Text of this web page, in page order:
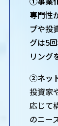
専門性
プや投
グは5
リング
②ネッ
投資家
応じて
のニー